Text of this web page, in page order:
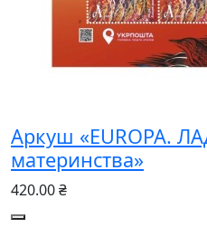
Аркуш «EUROPA.
материнства»
420.00 ₴